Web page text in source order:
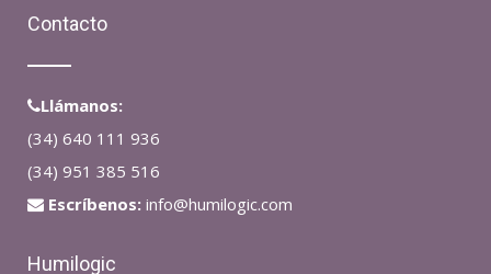
Contacto
Llámanos:
(34) 640 111 936
(34) 951 385 516
Escríbenos: info@humilogic.com
Humilogic